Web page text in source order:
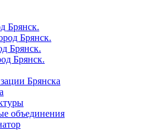
Брянск.
Брянск.
Брянск.
Брянск.
Брянска
объединения